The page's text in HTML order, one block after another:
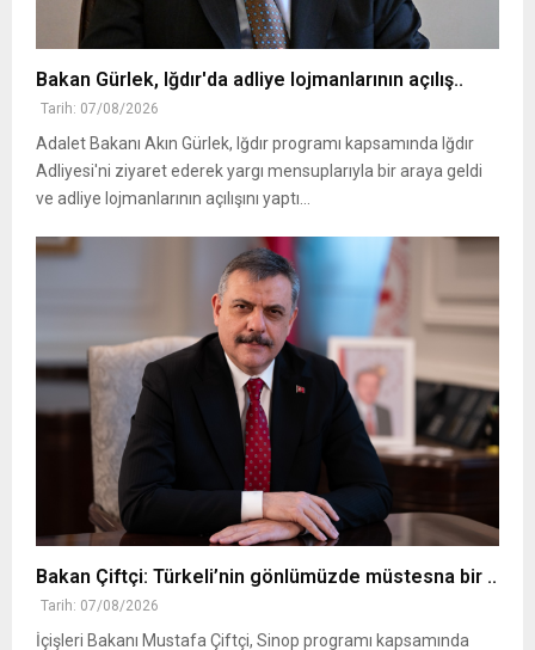
Bakan Gürlek, Iğdır'da adliye lojmanlarının açılış..
Tarih: 07/08/2026
Adalet Bakanı Akın Gürlek, Iğdır programı kapsamında Iğdır
Adliyesi'ni ziyaret ederek yargı mensuplarıyla bir araya geldi
ve adliye lojmanlarının açılışını yaptı...
Bakan Çiftçi: Türkeli’nin gönlümüzde müstesna bir ..
Tarih: 07/08/2026
İçişleri Bakanı Mustafa Çiftçi, Sinop programı kapsamında